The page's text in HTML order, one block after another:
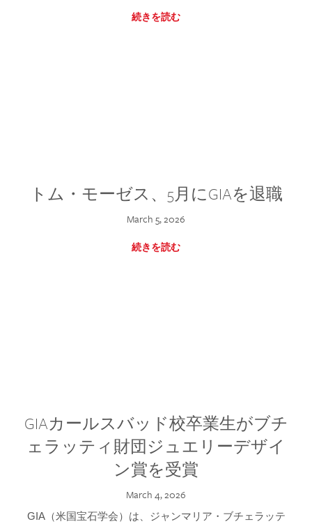
続きを読む
トム・モーゼス、5月にGIAを退職
March 5, 2026
続きを読む
GIAカールスバッド校卒業生がブチ
ェラッティ財団ジュエリーデザイ
ン賞を受賞
March 4, 2026
GIA（米国宝石学会）は、ジャンマリア・ブチェラッテ